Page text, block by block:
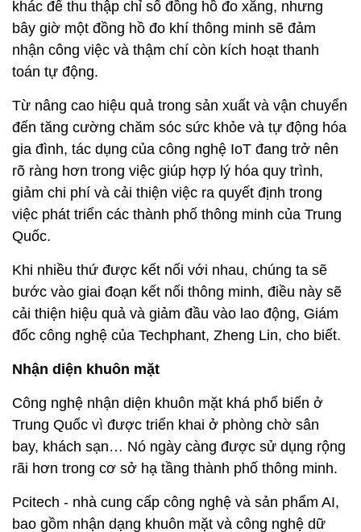
khác để thu thập chỉ số đồng hồ đo xăng, nhưng
bây giờ một đồng hồ đo khí thông minh sẽ đảm
nhận công việc và thậm chí còn kích hoạt thanh
toán tự động.
Từ nâng cao hiệu quả trong sản xuất và vận chuyển
đến tăng cường chăm sóc sức khỏe và tự động hóa
gia đình, tác dụng của công nghệ IoT đang trở nên
rõ ràng hơn trong việc giúp hợp lý hóa quy trình,
giảm chi phí và cải thiện việc ra quyết định trong
việc phát triển các thành phố thông minh của Trung
Quốc.
Khi nhiều thứ được kết nối với nhau, chúng ta sẽ
bước vào giai đoạn kết nối thông minh, điều này sẽ
cải thiện hiệu quả và giảm đầu vào lao động, Giám
đốc công nghệ của Techphant, Zheng Lin, cho biết.
Nhận diện khuôn mặt
Công nghệ nhận diện khuôn mặt khá phổ biến ở
Trung Quốc vì được triển khai ở phòng chờ sân
bay, khách sạn… Nó ngày càng được sử dụng rộng
rãi hơn trong cơ sở hạ tầng thành phố thông minh.
Pcitech - nhà cung cấp công nghệ và sản phẩm AI,
bao gồm nhận dạng khuôn mặt và công nghệ dữ